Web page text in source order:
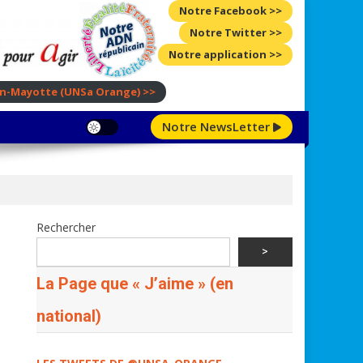
Notre Facebook >>
Notre Twitter >>
Notre application >>
Mayotte (UNSa Orange) >>
Notre NewsLetter
Rechercher
>
La Page que « J’aime » (en
national)